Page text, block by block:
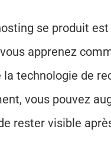
se produit
apprenez
technologie de
vous pouvez
rester visible